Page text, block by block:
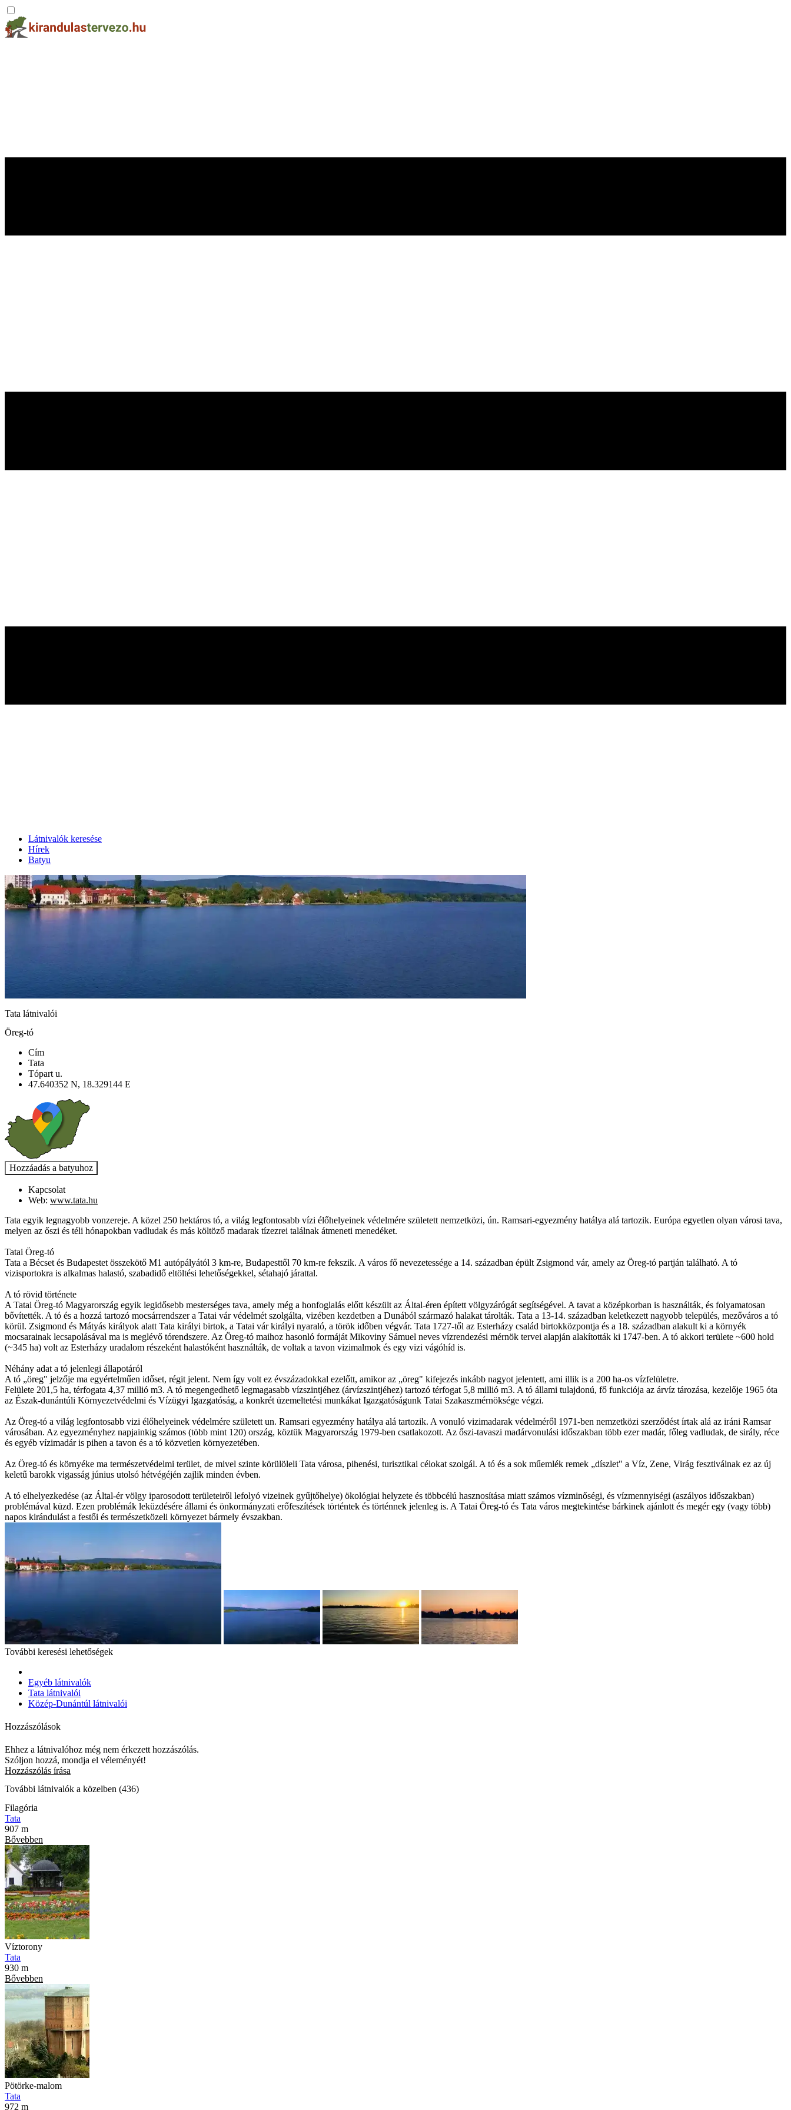
Látnivalók keresése
Hírek
Batyu
Tata látnivalói
Öreg-tó
Cím
Tata
Tópart u.
47.640352 N, 18.329144 E
Kapcsolat
Web: www.tata.hu
Tata egyik legnagyobb vonzereje. A közel 250 hektáros tó, a világ legfontosabb vízi élőhelyeinek védelmére született nemzetközi, ún. Ramsari-egyezmény hatálya alá tartozik. Európa egyetlen olyan városi tava,
melyen az őszi és téli hónapokban vadludak és más költöző madarak tízezrei találnak átmeneti menedéket.
Tatai Öreg-tó
Tata a Bécset és Budapestet összekötő M1 autópályától 3 km-re, Budapesttől 70 km-re fekszik. A város fő nevezetessége a 14. században épült Zsigmond vár, amely az Öreg-tó partján található. A tó
vizisportokra is alkalmas halastó, szabadidő eltöltési lehetőségekkel, sétahajó járattal.
A tó rövid története
A Tatai Öreg-tó Magyarország egyik legidősebb mesterséges tava, amely még a honfoglalás előtt készült az Által-éren épített völgyzárógát segítségével. A tavat a középkorban is használták, és folyamatosan
bővítették. A tó és a hozzá tartozó mocsárrendszer a Tatai vár védelmét szolgálta, vizében kezdetben a Dunából származó halakat tárolták. Tata a 13-14. században keletkezett nagyobb település, mezőváros a tó
körül. Zsigmond és Mátyás királyok alatt Tata királyi birtok, a Tatai vár királyi nyaraló, a török időben végvár. Tata 1727-től az Esterházy család birtokközpontja és a 18. században alakult ki a környék
mocsarainak lecsapolásával ma is meglévő tórendszere. Az Öreg-tó maihoz hasonló formáját Mikoviny Sámuel neves vízrendezési mérnök tervei alapján alakították ki 1747-ben. A tó akkori területe ~600 hold
(~345 ha) volt az Esterházy uradalom részeként halastóként használták, de voltak a tavon vizimalmok és egy vizi vágóhíd is.
Néhány adat a tó jelenlegi állapotáról
A tó „öreg" jelzője ma egyértelműen időset, régit jelent. Nem így volt ez évszázadokkal ezelőtt, amikor az „öreg" kifejezés inkább nagyot jelentett, ami illik is a 200 ha-os vízfelületre.
Felülete 201,5 ha, térfogata 4,37 millió m3. A tó megengedhető legmagasabb vízszintjéhez (árvízszintjéhez) tartozó térfogat 5,8 millió m3. A tó állami tulajdonú, fő funkciója az árvíz tározása, kezelője 1965 óta
az Észak-dunántúli Környezetvédelmi és Vízügyi Igazgatóság, a konkrét üzemeltetési munkákat Igazgatóságunk Tatai Szakaszmérnöksége végzi.
Az Öreg-tó a világ legfontosabb vizi élőhelyeinek védelmére született un. Ramsari egyezmény hatálya alá tartozik. A vonuló vizimadarak védelméről 1971-ben nemzetközi szerződést írtak alá az iráni Ramsar
városában. Az egyezményhez napjainkig számos (több mint 120) ország, köztük Magyarország 1979-ben csatlakozott. Az őszi-tavaszi madárvonulási időszakban több ezer madár, főleg vadludak, de sirály, réce
és egyéb vízimadár is pihen a tavon és a tó közvetlen környezetében.
Az Öreg-tó és környéke ma természetvédelmi terület, de mivel szinte körülöleli Tata városa, pihenési, turisztikai célokat szolgál. A tó és a sok műemlék remek „díszlet" a Víz, Zene, Virág fesztiválnak ez az új
keletű barokk vigasság június utolsó hétvégéjén zajlik minden évben.
A tó elhelyezkedése (az Által-ér völgy iparosodott területeiről lefolyó vizeinek gyűjtőhelye) ökológiai helyzete és többcélú hasznosítása miatt számos vízminőségi, és vízmennyiségi (aszályos időszakban)
problémával küzd. Ezen problémák leküzdésére állami és önkormányzati erőfeszítések történtek és történnek jelenleg is. A Tatai Öreg-tó és Tata város megtekintése bárkinek ajánlott és megér egy (vagy több)
napos kirándulást a festői és természetközeli környezet bármely évszakban.
További keresési lehetőségek
Egyéb látnivalók
Tata látnivalói
Közép-Dunántúl látnivalói
Hozzászólások
Ehhez a látnivalóhoz még nem érkezett hozzászólás.
Szóljon hozzá, mondja el véleményét!
Hozzászólás írása
További látnivalók a közelben (436)
Filagória
Tata
907 m
Bővebben
Víztorony
Tata
930 m
Bővebben
Pötörke-malom
Tata
972 m